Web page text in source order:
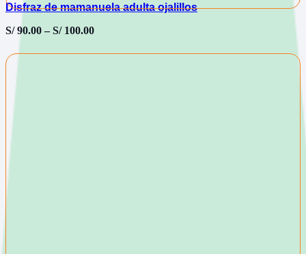
Disfraz de mamanuela adulta ojalillos
S/90.00–S/100.00